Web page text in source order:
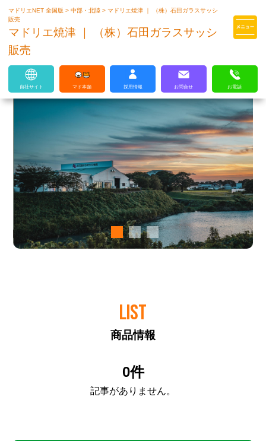
マドリエはLIXILの厳しい基準を
マドリエNET 全国版>中部・北陸>マドリエ焼津 ｜ （株）石田ガラスサッシ
販売
マドリエ焼津 ｜ （株）石田ガラスサッシ
販売
自社サイト マド本舗 採用情報 お問合せ お電話
LIST
商品情報
0件
記事がありません。